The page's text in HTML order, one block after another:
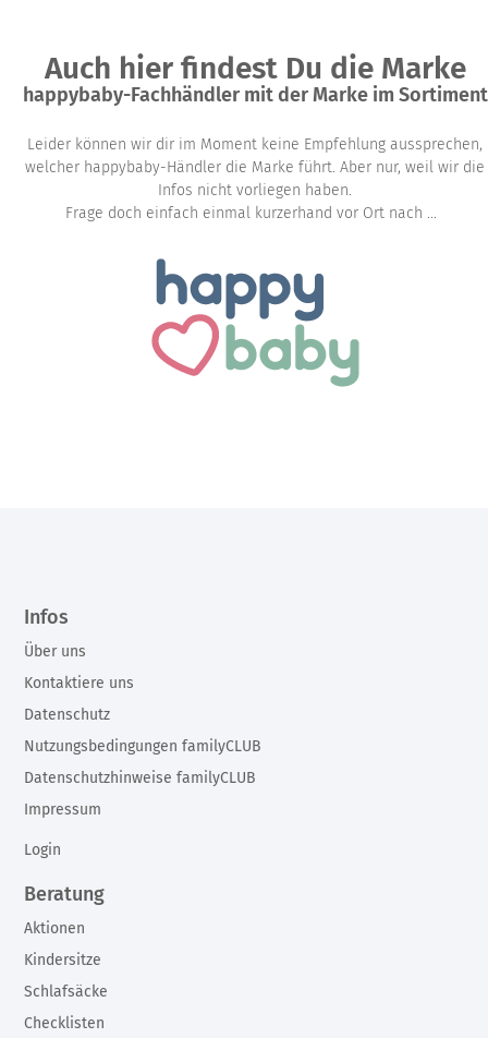
Auch hier findest Du die Marke
happybaby-Fachhändler mit der Marke im Sortiment
Leider können wir dir im Moment keine Empfehlung aussprechen,
welcher happybaby-Händler die Marke führt. Aber nur, weil wir die
Infos nicht vorliegen haben.
Frage doch einfach einmal kurzerhand vor Ort nach ...
Beratung
Aktionen
Kindersitze
Schlafsäcke
Checklisten
Infos
Über uns
Kontaktiere uns
Datenschutz
Nutzungsbedingungen familyCLUB
Datenschutzhinweise familyCLUB
Impressum
Login